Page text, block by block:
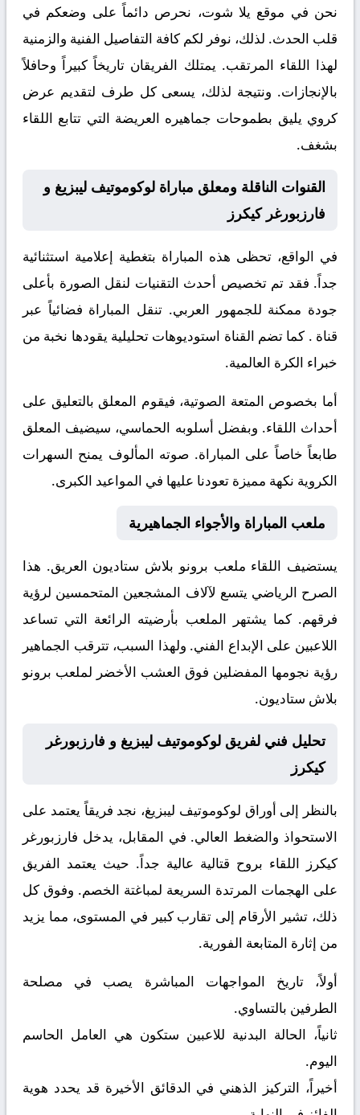
نحن في موقع يلا شوت، نحرص دائماً على وضعكم في
قلب الحدث. لذلك، نوفر لكم كافة التفاصيل الفنية والزمنية
لهذا اللقاء المرتقب. يمتلك الفريقان تاريخاً كبيراً وحافلاً
بالإنجازات. ونتيجة لذلك، يسعى كل طرف لتقديم عرض
كروي يليق بطموحات جماهيره العريضة التي تتابع اللقاء
بشغف.
القنوات الناقلة ومعلق مباراة لوكوموتيف ليبزيغ و
فارزبورغر كيكرز
في الواقع، تحظى هذه المباراة بتغطية إعلامية استثنائية
جداً. فقد تم تخصيص أحدث التقنيات لنقل الصورة بأعلى
جودة ممكنة للجمهور العربي. تنقل المباراة فضائياً عبر
قناة . كما تضم القناة استوديوهات تحليلية يقودها نخبة من
خبراء الكرة العالمية.
أما بخصوص المتعة الصوتية، فيقوم المعلق بالتعليق على
أحداث اللقاء. وبفضل أسلوبه الحماسي، سيضيف المعلق
طابعاً خاصاً على المباراة. صوته المألوف يمنح السهرات
الكروية نكهة مميزة تعودنا عليها في المواعيد الكبرى.
ملعب المباراة والأجواء الجماهيرية
يستضيف اللقاء ملعب برونو بلاش ستاديون العريق. هذا
الصرح الرياضي يتسع لآلاف المشجعين المتحمسين لرؤية
فرقهم. كما يشتهر الملعب بأرضيته الرائعة التي تساعد
اللاعبين على الإبداع الفني. ولهذا السبب، تترقب الجماهير
رؤية نجومها المفضلين فوق العشب الأخضر لملعب برونو
بلاش ستاديون.
تحليل فني لفريق لوكوموتيف ليبزيغ و فارزبورغر
كيكرز
بالنظر إلى أوراق لوكوموتيف ليبزيغ، نجد فريقاً يعتمد على
الاستحواذ والضغط العالي. في المقابل، يدخل فارزبورغر
كيكرز
اللقاء بروح قتالية عالية جداً. حيث يعتمد الفريق
على الهجمات المرتدة السريعة لمباغتة الخصم. وفوق كل
ذلك، تشير الأرقام إلى تقارب كبير في المستوى، مما يزيد
من إثارة المتابعة الفورية.
أولاً، تاريخ المواجهات المباشرة يصب في مصلحة
الطرفين بالتساوي.
ثانياً، الحالة البدنية للاعبين ستكون هي العامل الحاسم
اليوم.
أخيراً، التركيز الذهني في الدقائق الأخيرة قد يحدد هوية